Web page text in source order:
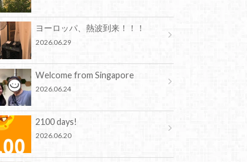
ヨーロッパ、熱波到来！！！
2026.06.29
Welcome from Singapore
2026.06.24
2100 days!
2026.06.20